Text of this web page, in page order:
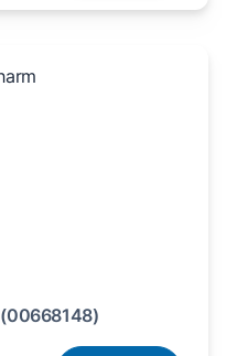
(00668148)